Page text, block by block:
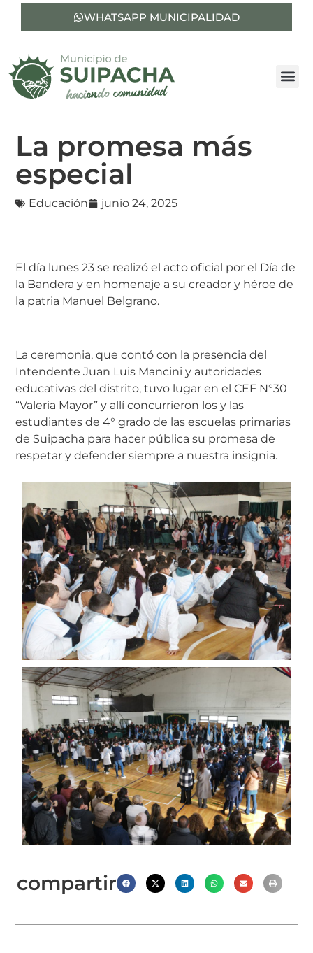
WHATSAPP MUNICIPALIDAD
La promesa más
especial
Educación junio 24, 2025
El día lunes 23 se realizó el acto oficial por el Día de
la Bandera y en homenaje a su creador y héroe de
la patria Manuel Belgrano.
La ceremonia, que contó con la presencia del
Intendente Juan Luis Mancini y autoridades
educativas del distrito, tuvo lugar en el CEF N°30
“Valeria Mayor” y allí concurrieron los y las
estudiantes de 4° grado de las escuelas primarias
de Suipacha para hacer pública su promesa de
respetar y defender siempre a nuestra insignia.
compartir